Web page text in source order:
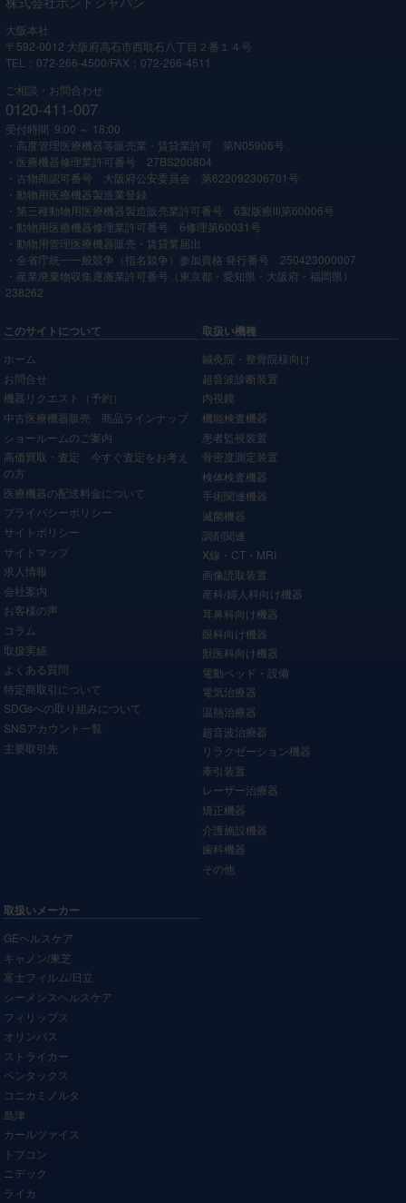
大阪本社
〒592-0012 大阪府高石市西取石八丁目２番１４号
TEL：072-266-4500/FAX：072-266-4511
ご相談・お問合わせ
0120-411-007
受付時間 9:00 ～ 18:00
・高度管理医療機器等販売業・賃貸業許可 第N05906号
・医療機器修理業許可番号 27BS200804
・古物商認可番号 大阪府公安委員会 第622092306701号
・動物用医療機器製造業登録
・第三種動物用医療機器製造販売業許可番号 6製版療Ⅲ第60006号
・動物用医療機器修理業許可番号 6修理第60031号
・動物用管理医療機器販売・賃貸業届出
・全省庁統一一般競争（指名競争）参加資格 発行番号 250423000007
・産業廃棄物収集運搬業許可番号（東京都・愛知県・大阪府・福岡県）
238262
このサイトについて
ホーム
お問合せ
機器リクエスト（予約）
中古医療機器販売 商品ラインナップ
ショールームのご案内
高価買取・査定 今すぐ査定をお考え
の方
医療機器の配送料金について
プライバシーポリシー
サイトポリシー
サイトマップ
求人情報
会社案内
お客様の声
コラム
取扱実績
よくある質問
特定商取引について
SDGsへの取り組みについて
SNSアカウント一覧
主要取引先
取扱い機種
鍼灸院・整骨院様向け
超音波診断装置
内視鏡
機能検査機器
患者監視装置
骨密度測定装置
検体検査機器
手術関連機器
滅菌機器
調剤関連
X線・CT・MRI
画像読取装置
産科/婦人科向け機器
耳鼻科向け機器
眼科向け機器
獣医科向け機器
電動ベッド・設備
電気治療器
温熱治療器
超音波治療器
リラクゼーション機器
牽引装置
レーザー治療器
矯正機器
介護施設機器
歯科機器
その他
取扱いメーカー
GEヘルスケア
キャノン/東芝
富士フィルム/日立
シーメンスヘルスケア
フィリップス
オリンパス
ストライカー
ペンタックス
コニカミノルタ
島津
カールツァイス
トプコン
ニデック
ライカ